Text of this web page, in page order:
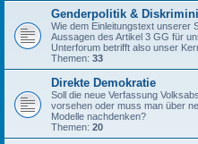
Genderpolitik &
Wie dem Einleitungstext unserer
Aussagen des Artikel 3 GG für
Unterforum betrifft also unser
Themen: 33
Direkte Demokratie
Soll die neue Verfassung
vorsehen oder muss man über
Modelle nachdenken?
Themen: 20